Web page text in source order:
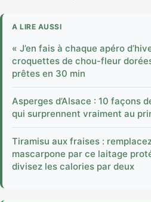
A LIRE AUSSI
« J’en fais à chaque apéro
croquettes de chou-fleur
prêtes en 30 min
Asperges d’Alsace : 10 façons
qui surprennent vraiment au
Tiramisu aux fraises :
mascarpone par ce laitage
divisez les calories par deux